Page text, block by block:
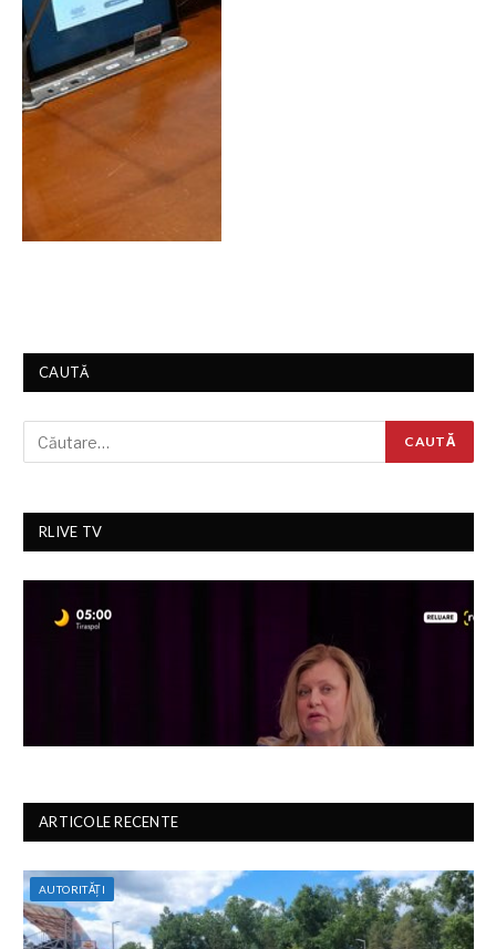
CAUTĂ
RLIVE TV
ARTICOLE RECENTE
AUTORITĂȚI